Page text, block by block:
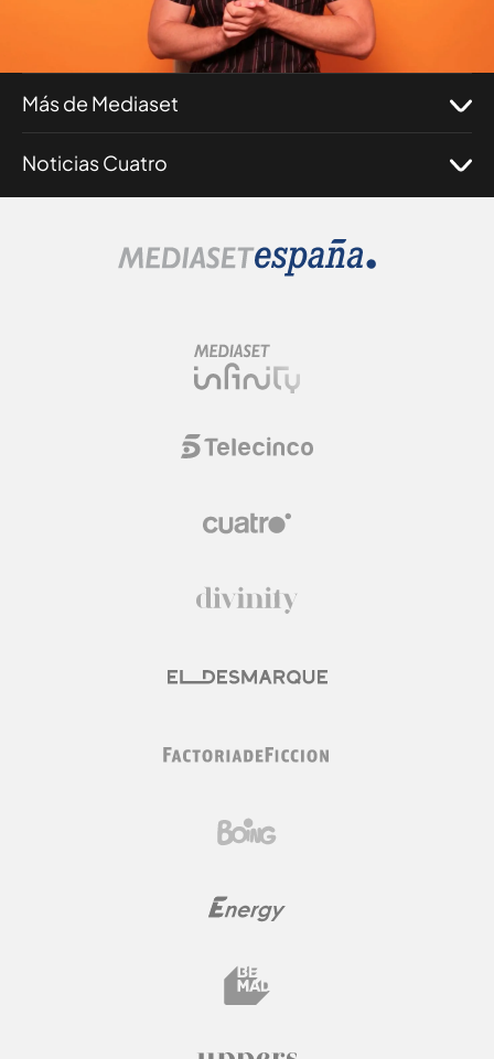
Más de Mediaset
Noticias Cuatro